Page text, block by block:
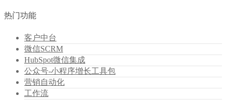
热门功能
客户中台
微信SCRM
HubSpot微信集成
公众号-小程序增长工具包
营销自动化
工作流